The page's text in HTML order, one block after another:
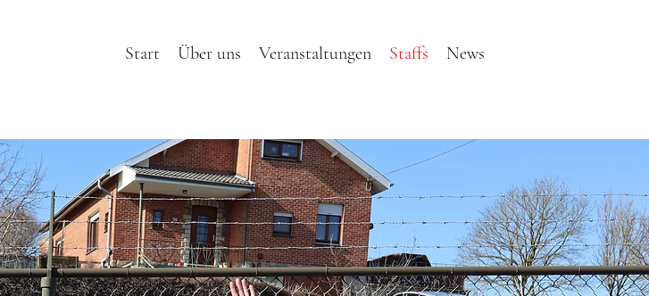
Start Über uns Veranstaltungen Staffs News